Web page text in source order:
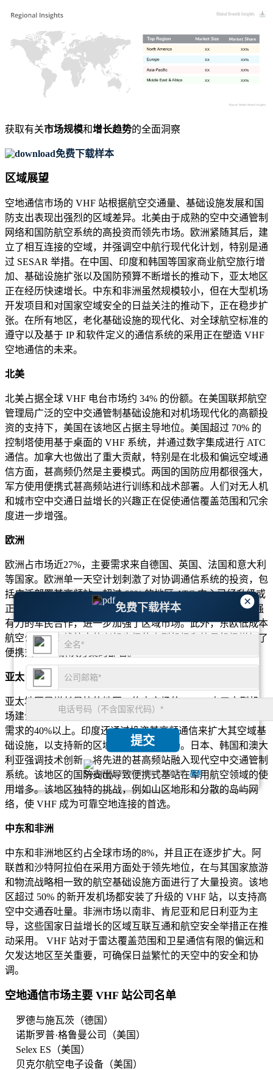
×
免费下载样本
提交
我们保证对您的个人信息完全保密.隐私
XX%
XX
XX%
XX
XX%
XX
XX%
XX
获取有关市场规模和增长趋势的全面洞察
免费下载样本
区域展望
空地通信市场的 VHF 站根据航空交通量、基础设施发展和国
防支出表现出强烈的区域差异。北美由于成熟的空中交通管制
网络和国防航空系统的高投资而领先市场。欧洲紧随其后，建
立了相互连接的空域，并强调空中航行现代化计划，特别是通
过 SESAR 举措。在中国、印度和韩国等国家商业航空旅行增
加、基础设施扩张以及国防预算不断增长的推动下，亚太地区
正在经历快速增长。中东和非洲虽然规模较小，但在大型机场
开发项目和对国家空域安全的日益关注的推动下，正在稳步扩
张。在所有地区，老化基础设施的现代化、对全球航空标准的
遵守以及基于 IP 和软件定义的通信系统的采用正在塑造 VHF
空地通信的未来。
北美
北美占据全球 VHF 电台市场约 34% 的份额。在美国联邦航空
管理局广泛的空中交通管制基础设施和对机场现代化的高额投
资的支持下，美国在该地区占据主导地位。美国超过 70% 的
控制塔使用基于桌面的 VHF 系统，并通过数字集成进行 ATC
通信。加拿大也做出了重大贡献，特别是在北极和偏远空域通
信方面，甚高频仍然是主要模式。两国的国防应用都很强大，
军方使用便携式甚高频站进行训练和战术部署。人们对无人机
和城市空中交通日益增长的兴趣正在促使通信覆盖范围和冗余
度进一步增强。
欧洲
欧洲占市场近27%，主要需求来自德国、英国、法国和意大利
等国家。欧洲单一天空计划刺激了对协调通信系统的投资，包
括广泛部署甚高频站。超过 60% 的地区 ATC 中心已经升级或
正在集成数字 VHF 系统。欧洲严格的航空安全法规，加上强
有力的军民合作，进一步加强了区域市场。此外，东欧低成本
航空公司和支线航空的兴起也促使小型机场和简易机场增加了
便携式 VHF 解决方案的部署。
亚太
亚太地区是增长最快的地区，约占市场的 31%。由于大型机
场建设项目和商业航空运输量的快速增长，仅中国就占该地区
需求的40%以上。印度还通过投资甚高频通信来扩大其空域基
础设施，以支持新的区域航线和私人机场。日本、韩国和澳大
利亚强调技术创新，将先进的甚高频站融入现代空中交通管制
系统。该地区的国防支出导致便携式基站在军用航空领域的使
用增多。该地区独特的挑战，例如山区地形和分散的岛屿网
络，使 VHF 成为可靠空地连接的首选。
中东和非洲
中东和非洲地区约占全球市场的8%，并且正在逐步扩大。阿
联酋和沙特阿拉伯在采用方面处于领先地位，在与其国家旅游
和物流战略相一致的航空基础设施方面进行了大量投资。该地
区超过 50% 的新开发机场都安装了升级的 VHF 站，以支持高
空中交通吞吐量。非洲市场​​以南非、肯尼亚和尼日利亚为主
导，这些国家日益增长的区域互联互通和航空安全举措正在推
动采用。 VHF 站对于雷达覆盖范围和卫星通信有限的偏远和
欠发达地区至关重要，可确保日益繁忙的天空中的安全和协
调。
空地通信市场主要 VHF 站公司名单
罗德与施瓦茨（德国）
诺斯罗普·格鲁曼公司（美国）
Selex ES（美国）
贝克尔航空电子设备（美国）